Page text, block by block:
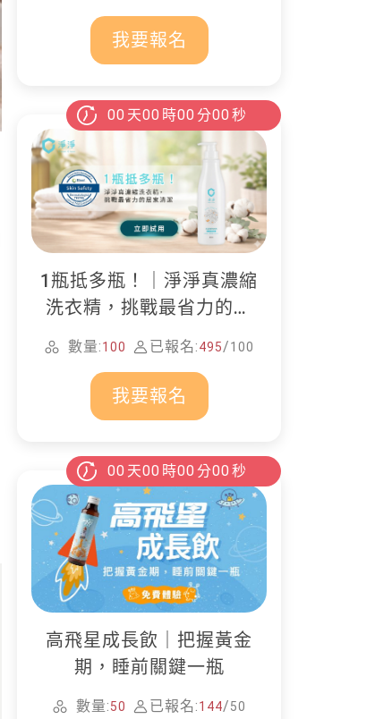
我要報名
00 天00 時00 分00 秒
1瓶抵多瓶！｜淨淨真濃縮
洗衣精，挑戰最省力的居
家清潔
數量:100 已報名:495/100
我要報名
00 天00 時00 分00 秒
高飛星成長飲｜把握黃金
期，睡前關鍵一瓶
數量:50 已報名:144/50